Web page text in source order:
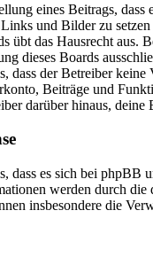
eines Beitrags, dass
und Bilder zu
übt das Hausrecht aus.
dieses Boards
dass der Betreiber
Beiträge und
darüber hinaus,
dass es sich bei phpBB
werden durch
insbesondere die